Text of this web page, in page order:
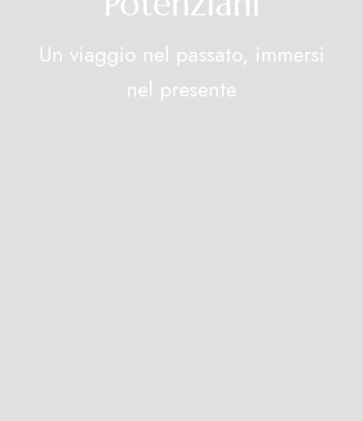
Un viaggio nel passato, immersi
nel presente